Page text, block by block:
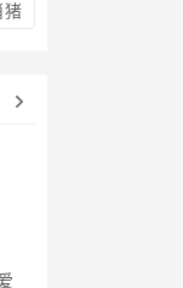
猪
心理测试